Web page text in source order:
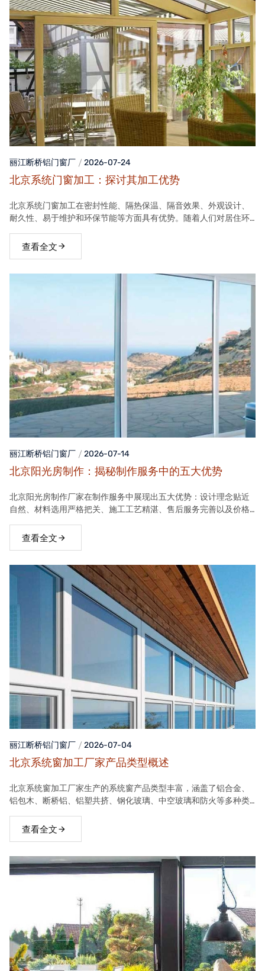
丽江断桥铝门窗厂 2026-07-24
北京系统门窗加工：探讨其加工优势
北京系统门窗加工在密封性能、隔热保温、隔音效果、外观设计、
耐久性、易于维护和环保节能等方面具有优势。随着人们对居住环
位。查看全文
丽江断桥铝门窗厂 2026-07-14
北京阳光房制作：揭秘制作服务中的五大优势
北京阳光房制作厂家在制作服务中展现出五大优势：设计理念贴近
自然、材料选用严格把关、施工工艺精湛、售后服务完善以及价格
查看全文
丽江断桥铝门窗厂 2026-07-04
北京系统窗加工厂家产品类型概述
北京系统窗加工厂家生产的系统窗产品类型丰富，涵盖了铝合金、
铝包木、断桥铝、铝塑共挤、钢化玻璃、中空玻璃和防火等多种类
满足不同客户的需求。
查看全文